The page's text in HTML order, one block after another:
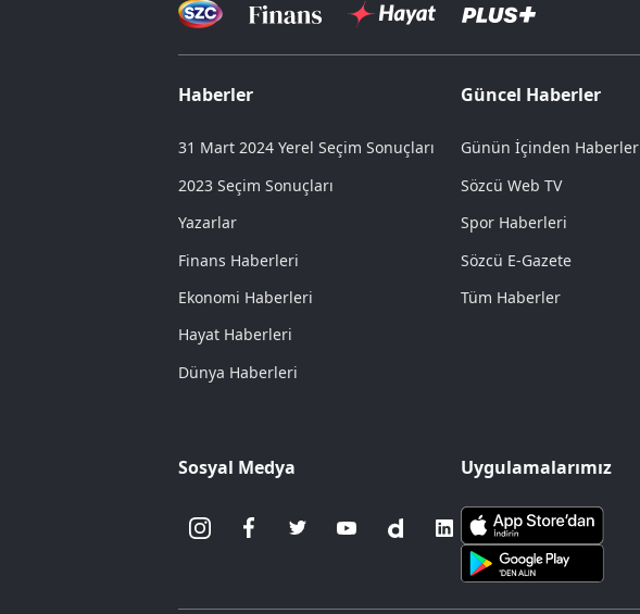
Haberler
31 Mart 2024 Yerel Seçim Sonuçları
2023 Seçim Sonuçları
Yazarlar
Finans Haberleri
Ekonomi Haberleri
Hayat Haberleri
Dünya Haberleri
Güncel Haberler
Günün İçinden Haberler
Sözcü Web TV
Spor Haberleri
Sözcü E-Gazete
Tüm Haberler
Sosyal Medya Uygulamalarımız